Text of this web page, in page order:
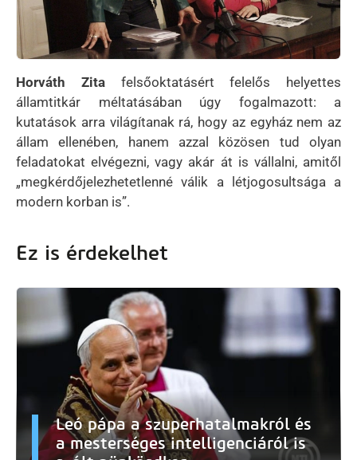
Horváth Zitafelsőoktatásért felelős helyettes
államtitkár méltatásában úgy fogalmazott: a
kutatások arra világítanak rá, hogy az egyház nem az
állam ellenében, hanem azzal közösen tud olyan
feladatokat elvégezni, vagy akár át is vállalni, amitől
„megkérdőjelezhetetlenné válik a létjogosultsága a
modern korban is”.
Ez is érdekelhet
Leó pápa a szuperhatalmakról és
a mesterséges intelligenciáról is